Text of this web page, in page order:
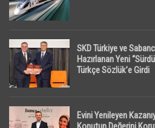
SKD Türkiye ve
Hazırlanan Yeni
Türkçe Sözlük’e Girdi
Evini Yenileyen